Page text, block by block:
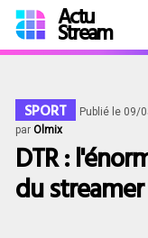
Actu
Stream
SPORT Publié le 09/
par Olmix
DTR :
du